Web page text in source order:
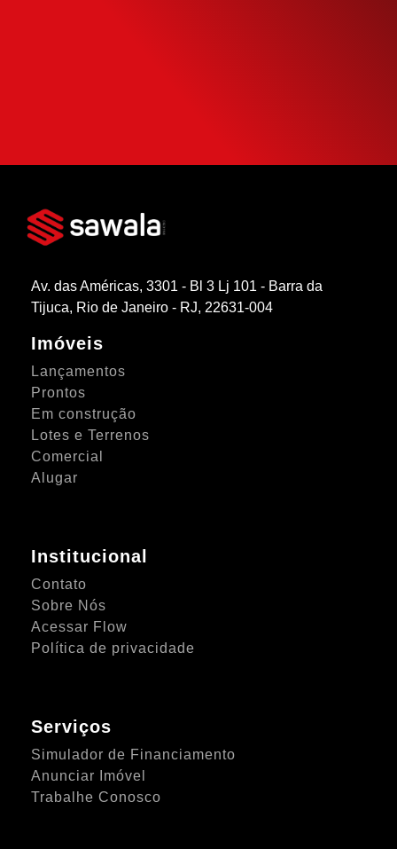
Av. das Américas, 3301 - Bl 3 Lj 101 - Barra da
Tijuca, Rio de Janeiro - RJ, 22631-004
Imóveis
Lançamentos
Prontos
Em construção
Lotes e Terrenos
Comercial
Alugar
Institucional
Contato
Sobre Nós
Acessar Flow
Política de privacidade
Serviços
Simulador de Financiamento
Anunciar Imóvel
Trabalhe Conosco